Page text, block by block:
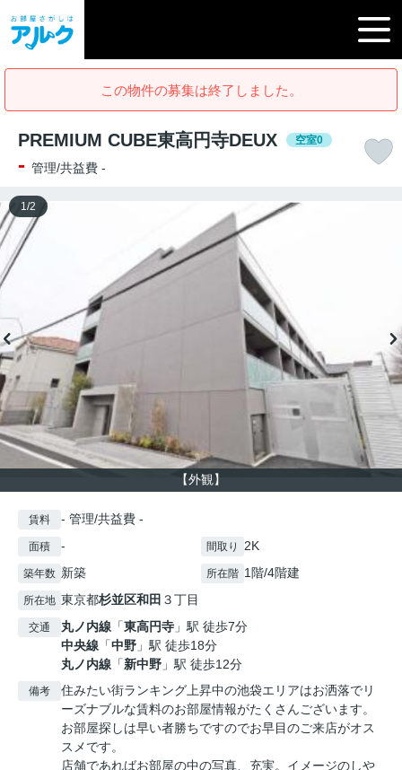
この物件の募集は終了しました。
PREMIUM CUBE東高円寺DEUX 空室0
- 管理/共益費 -
【外観】
1 /2
賃料 - 管理/共益費 -
面積 - 間取り 2K
築年数 新築 所在階 1階/4階建
所在地 東京都杉並区和田 ３丁目
交通 丸ノ内線 「東高円寺 」駅 徒歩7分
中央線 「中野 」駅 徒歩18分
丸ノ内線 「新中野 」駅 徒歩12分
備考
住みたい街ランキング上昇中の池袋エリアはお洒落でリ
ーズナブルな賃料のお部屋情報がたくさんございます。
お部屋探しは早い者勝ちですのでお早目のご来店がオス
スメです。
店舗であればお部屋の中の写真、充実。イメージのしや